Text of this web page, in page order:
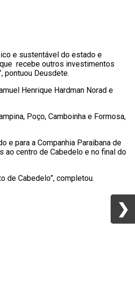
e sustentável do estado e
recebe outros investimentos
pontuou Deusdete.
Henrique Hardman Norad e
Poço, Camboinha e Formosa,
e para a Companhia Paraibana de
ao centro de Cabedelo e no final do
de Cabedelo”, completou.
❯
❯